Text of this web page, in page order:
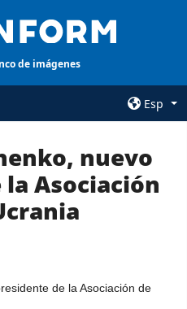
de imágenes
Esp
AGENCIA
sobre la agencia
nuevo
Asociación